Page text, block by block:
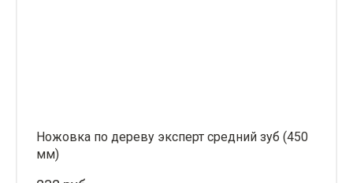
Ножовка по дереву эксперт средний зуб (450
мм)